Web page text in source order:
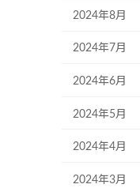
2024年8月
2024年7月
2024年6月
2024年5月
2024年4月
2024年3月